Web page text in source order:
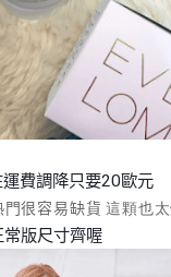
費調降只要20歐元
門很容易缺貨 這顆也
常版尺寸齊喔